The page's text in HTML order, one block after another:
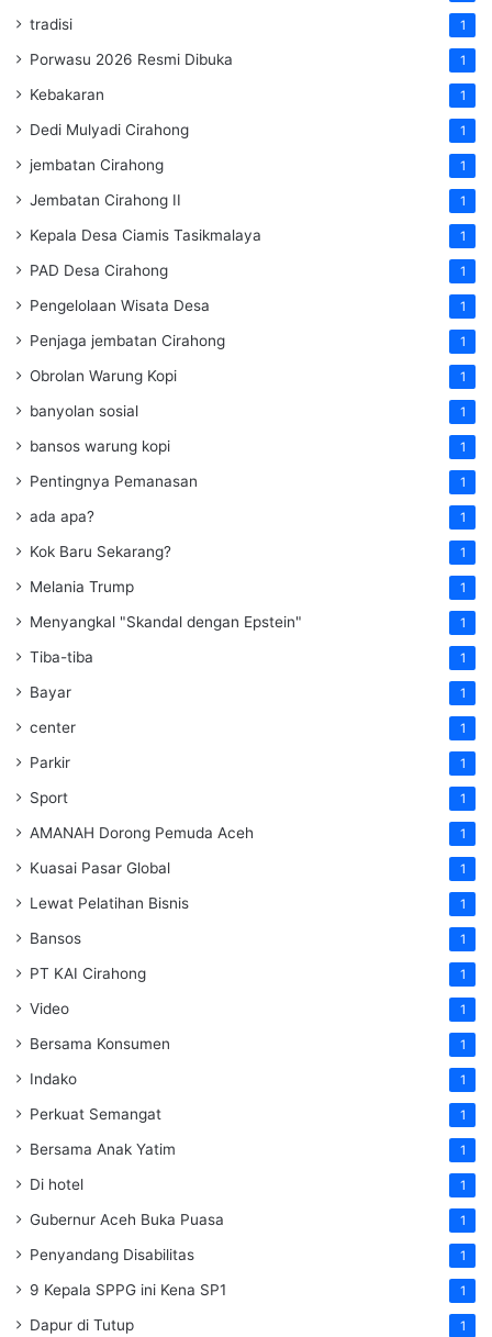
tradisi 1
Porwasu 2026 Resmi Dibuka 1
Kebakaran 1
Dedi Mulyadi Cirahong 1
jembatan Cirahong 1
Jembatan Cirahong II 1
Kepala Desa Ciamis Tasikmalaya 1
PAD Desa Cirahong 1
Pengelolaan Wisata Desa 1
Penjaga jembatan Cirahong 1
Obrolan Warung Kopi 1
banyolan sosial 1
bansos warung kopi 1
Pentingnya Pemanasan 1
ada apa? 1
Kok Baru Sekarang? 1
Melania Trump 1
Menyangkal "Skandal dengan Epstein" 1
Tiba-tiba 1
Bayar 1
center 1
Parkir 1
Sport 1
AMANAH Dorong Pemuda Aceh 1
Kuasai Pasar Global 1
Lewat Pelatihan Bisnis 1
Bansos 1
PT KAI Cirahong 1
Video 1
Bersama Konsumen 1
Indako 1
Perkuat Semangat 1
Bersama Anak Yatim 1
Di hotel 1
Gubernur Aceh Buka Puasa 1
Penyandang Disabilitas 1
9 Kepala SPPG ini Kena SP1 1
Dapur di Tutup 1